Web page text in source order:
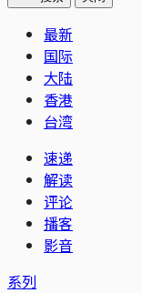
最新
国际
大陆
香港
台湾
速递
解读
评论
播客
影音
系列